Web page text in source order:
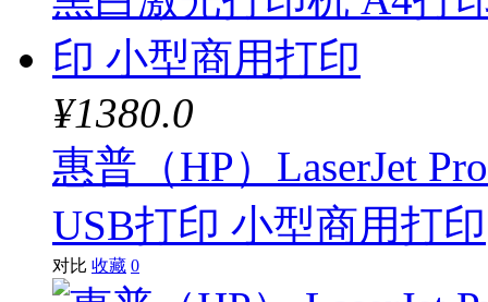
¥1380.0
惠普（HP）LaserJet
USB打印 小型商用打印
对比 收藏 0